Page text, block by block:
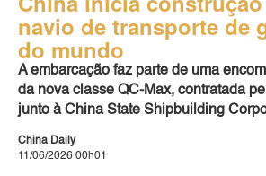
navio de transporte de
do mundo
A embarcação faz parte de uma
da nova classe QC-Max, contratada
junto à China State Shipbuilding
China Daily
11/06/2026 00h01